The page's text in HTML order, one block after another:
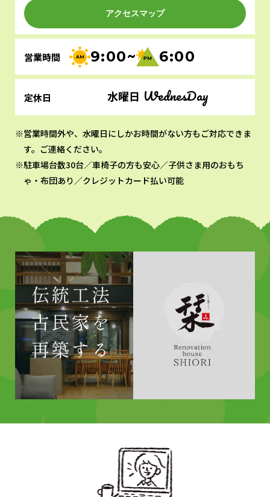
アクセスマップ
営業時間 9:00~ 6:00
定休日 水曜日 WednesDay
営業時間外や、水曜日にしかお時間がない方もご対応できま
す。ご連絡ください。
駐車場台数30台／車椅子の方も安心／子供さま用のおもち
ゃ・布団あり／クレジットカード払い可能